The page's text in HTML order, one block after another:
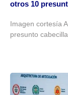
otros 10
Imagen cortesía
presunto cabecilla